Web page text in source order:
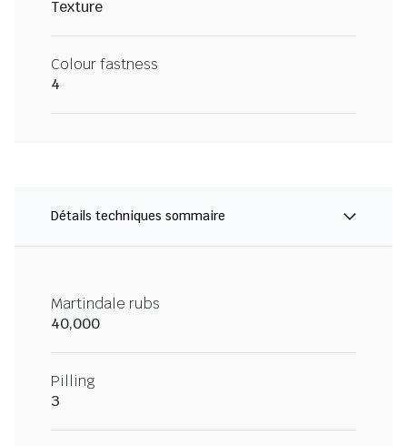
Texture
Colour fastness
4
Détails techniques sommaire
Martindale rubs
40,000
Pilling
3